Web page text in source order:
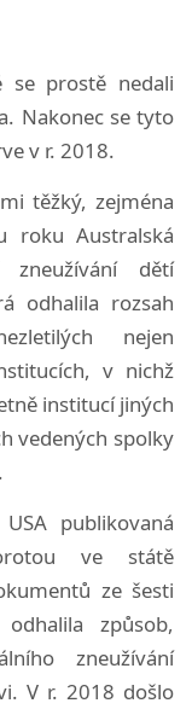
se prostě nedali
Nakonec se tyto
v r. 2018.
těžký, zejména
roku Australská
zneužívání dětí
odhalila rozsah
nejen
v nichž
institucí jiných
vedených spolky
publikovaná
ve státě
ze šesti
způsob,
zneužívání
V r. 2018 došlo